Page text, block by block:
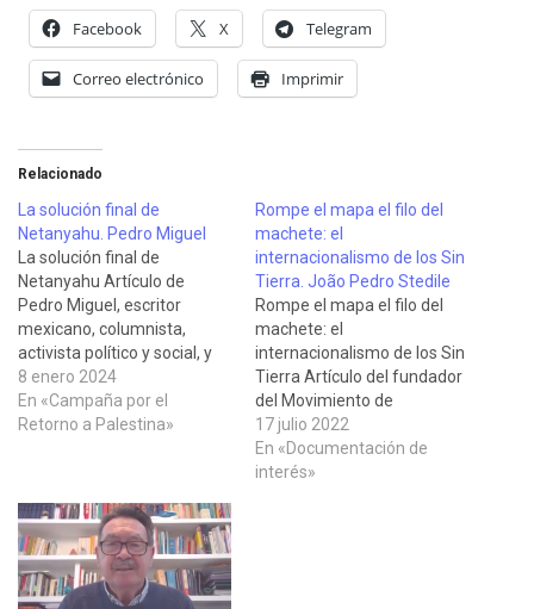
Facebook X Telegram
Correo electrónico Imprimir
Relacionado
La solución final de
Netanyahu. Pedro Miguel
La solución final de
Netanyahu Artículo de
Pedro Miguel, escritor
mexicano, columnista,
activista político y social, y
militante del partido
Morena, publicado en la
Jornada el 5 de enero de
exterminio de la población
palestina como…
8 enero 2024
En «Campaña por el
Retorno a Palestina»
Rompe el mapa el filo del
machete: el
internacionalismo de los Sin
Tierra. João Pedro Stedile
Rompe el mapa el filo del
machete: el
internacionalismo de los Sin
Tierra Artículo del fundador
del Movimiento de
Trabajadores Rurales sin
Tierra (MST), de Vía
Campesina y del Frente
17 julio 2022
En «Documentación de
interés»